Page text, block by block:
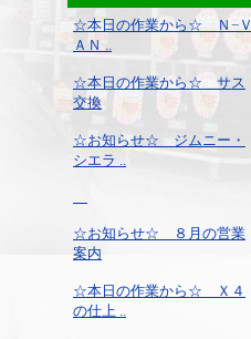
☆本日の作業から☆ Ｎ−Ｖ
ＡＮ ..
☆本日の作業から☆ サス
交換
☆お知らせ☆ ジムニー・
シエラ ..
☆お知らせ☆ ８月の営業
案内
☆本日の作業から☆ Ｘ４
の仕上 ..